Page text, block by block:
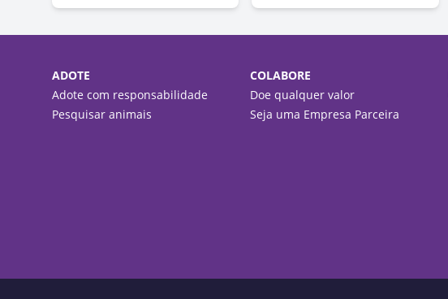
ADOTE
Adote com responsabilidade
Pesquisar animais
COLABORE
Doe qualquer valor
Seja uma Empresa Parceira